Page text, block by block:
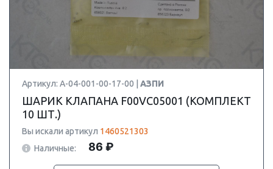
Артикул: А-04-001-00-17-00 | АЗПИ
ШАРИК КЛАПАНА F00VC05001 (КОМПЛЕКТ
10 ШТ.)
Вы искали артикул 1460521303
Наличные:
86 ₽